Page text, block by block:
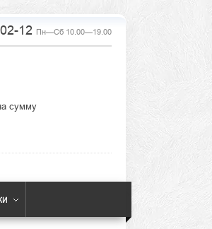
12 Пн—Сб 10.00—19.00
сумму